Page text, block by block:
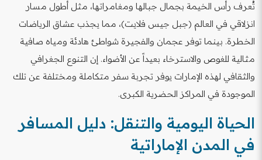
تُعرف رأس الخيمة بجمال جبالها ومغامراتها، مثل أطول مسار
انزلاقي في العالم (جبل جيس فلايت)، مما يجذب عشاق الرياضات
الخطرة. بينما توفر عجمان والفجيرة شواطئ هادئة ومياه صافية
مثالية للغوص والاسترخاء بعيداً عن الأضواء. إن التنوع الجغرافي
والثقافي لهذه الإمارات يوفر تجربة سفر متكاملة ومختلفة عن تلك
الموجودة في المراكز الحضرية الكبرى.
الحياة اليومية والتنقل: دليل المسافر
في المدن الإماراتية